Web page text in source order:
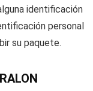
identificación
personal
su paquete.